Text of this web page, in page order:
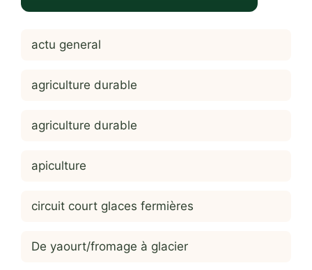
actu general
agriculture durable
agriculture durable
apiculture
circuit court glaces fermières
De yaourt/fromage à glacier